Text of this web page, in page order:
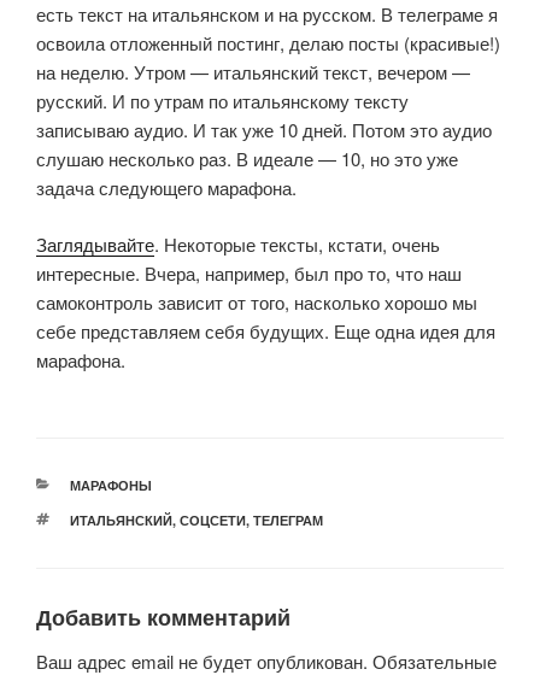
есть текст на итальянском и на русском. В телеграме я
освоила отложенный постинг, делаю посты (красивые!)
на неделю. Утром — итальянский текст, вечером —
русский. И по утрам по итальянскому тексту
записываю аудио. И так уже 10 дней. Потом это аудио
слушаю несколько раз. В идеале — 10, но это уже
задача следующего марафона.
Заглядывайте. Некоторые тексты, кстати, очень
интересные. Вчера, например, был про то, что наш
самоконтроль зависит от того, насколько хорошо мы
себе представляем себя будущих. Еще одна идея для
марафона.
РУБРИКИ
МАРАФОНЫ
МЕТКИ
ИТАЛЬЯНСКИЙ, СОЦСЕТИ, ТЕЛЕГРАМ
Добавить комментарий
Ваш адрес email не будет опубликован. Обязательные